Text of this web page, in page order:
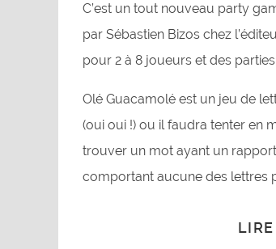
C’est un tout nouveau party
par Sébastien Bizos chez
pour 2 à 8 joueurs et des
Olé Guacamolé est un jeu de
(oui oui !) ou il faudra tenter en
trouver un mot ayant un
comportant aucune des lettres